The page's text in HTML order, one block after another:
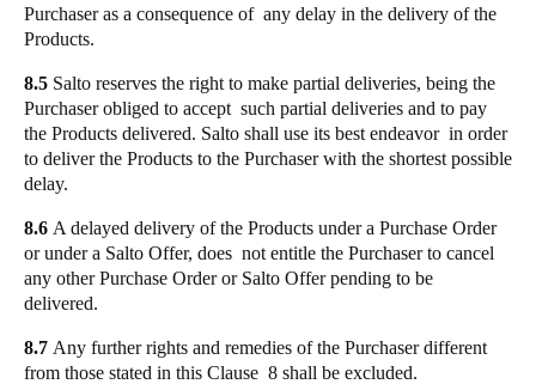
Purchaser as a consequence of any delay in the delivery of the
Products.
8.5 Salto reserves the right to make partial deliveries, being the
Purchaser obliged to accept such partial deliveries and to pay
the Products delivered. Salto shall use its best endeavor in order
to deliver the Products to the Purchaser with the shortest possible
delay.
8.6 A delayed delivery of the Products under a Purchase Order
or under a Salto Offer, does not entitle the Purchaser to cancel
any other Purchase Order or Salto Offer pending to be
delivered.
8.7 Any further rights and remedies of the Purchaser different
from those stated in this Clause 8 shall be excluded.